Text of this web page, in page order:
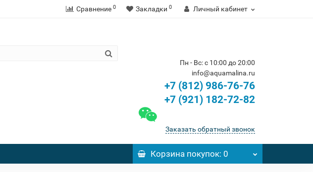
Сравнение 0 Закладки 0 Личный кабинет
Пн - Вс: с 10:00 до 20:00
info@aquamalina.ru
+7 (812) 986-76-76
+7 (921) 182-72-82
Заказать обратный звонок
Корзинапокупок: 0